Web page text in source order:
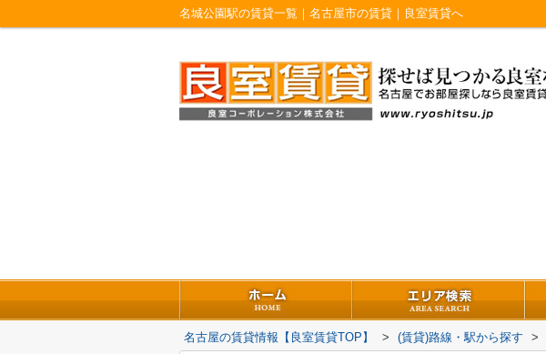
名城公園駅の賃貸一覧｜名古屋市の賃貸｜良室賃貸へ
名古屋の賃貸情報【良室賃貸TOP】 > (賃貸)路線・駅から探す >